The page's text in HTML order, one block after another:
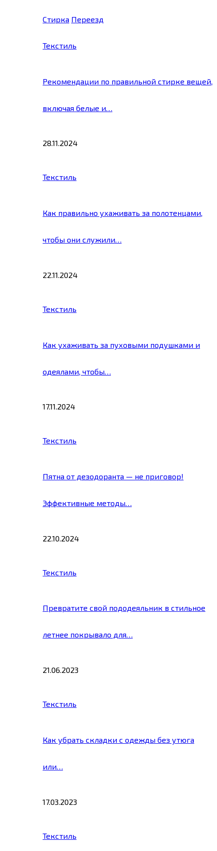
Стирка Переезд
Текстиль
Рекомендации по правильной стирке вещей,
включая белые и…
28.11.2024
Текстиль
Как правильно ухаживать за полотенцами,
чтобы они служили…
22.11.2024
Текстиль
Как ухаживать за пуховыми подушками и
одеялами, чтобы…
17.11.2024
Текстиль
Пятна от дезодоранта — не приговор!
Эффективные методы…
22.10.2024
Текстиль
Превратите свой пододеяльник в стильное
летнее покрывало для…
21.06.2023
Текстиль
Как убрать складки с одежды без утюга
или…
17.03.2023
Текстиль